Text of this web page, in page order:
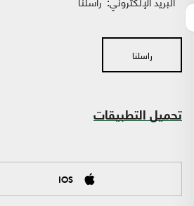
راسلنا
تحميل التطبيقات
IOS